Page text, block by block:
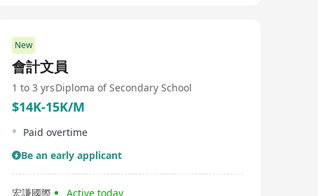
New
會計文員
1 to 3 yrsDiploma of Secondary School
$14K-15K/M
Paid overtime
Be an early applicant
宏謙國際 Active today